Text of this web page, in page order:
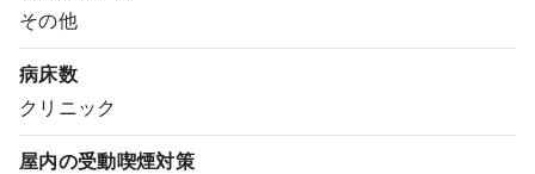
DtoDとは
その他
病床数
クリニック
屋内の受動喫煙対策